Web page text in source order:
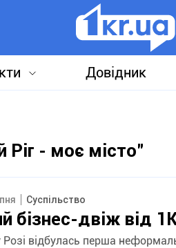
Довідник
- моє місто"
Суспільство
бізнес-двіж від
відбулась перша